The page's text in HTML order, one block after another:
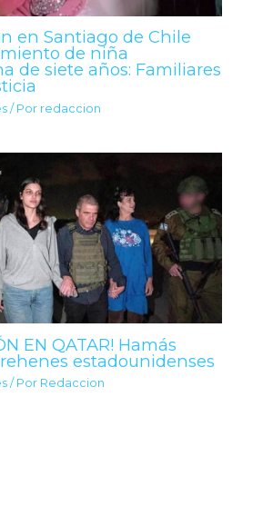
en Santiago de Chile
de niña
de siete años: Familiares
/ Por redaccion
EN QATAR! Hamás
estadounidenses
/ Por Redaccion